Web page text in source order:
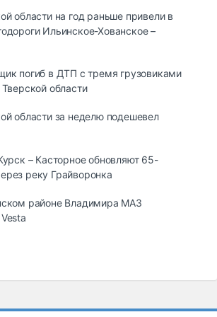
области на год раньше привели в
Ильинское-Хованское –
погиб в ДТП с тремя грузовиками
области
области за неделю подешевел
– Касторное обновляют 65-
реку Грайворонка
районе Владимира МАЗ